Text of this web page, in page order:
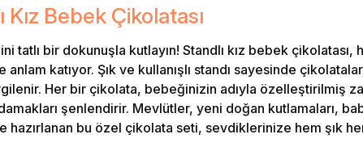
Bebek Çikolatası
tatlı bir dokunuşla kutlayın! Standlı kız bebek
anlam katıyor. Şık ve kullanışlı standı sayesinde
Her bir çikolata, bebeğinizin adıyla özelleştirilmiş
şenlendirir. Mevlütler, yeni doğan kutlamaları,
hazırlanan bu özel çikolata seti, sevdiklerinize hem şık